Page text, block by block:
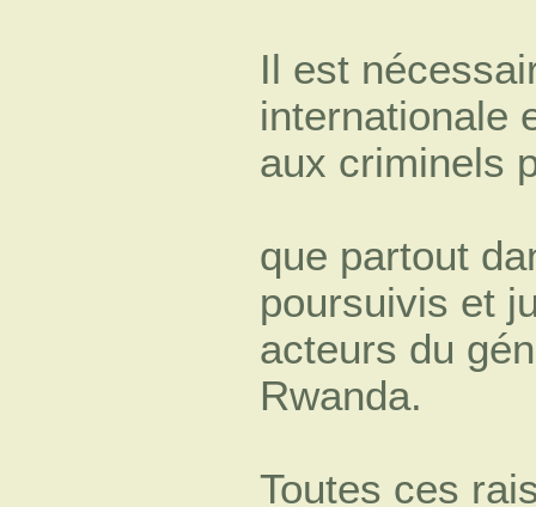
Il est
internationale
aux criminels
que partout
poursuivis et
acteurs du
Rwanda.
Toutes ces